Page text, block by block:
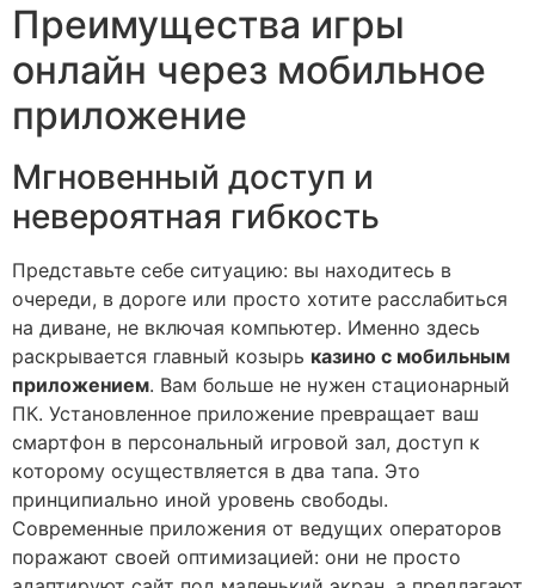
Преимущества игры
онлайн через мобильное
приложение
Мгновенный доступ и
невероятная гибкость
Представьте себе ситуацию: вы находитесь в
очереди, в дороге или просто хотите расслабиться
на диване, не включая компьютер. Именно здесь
раскрывается главный козырь казино с мобильным
приложением. Вам больше не нужен стационарный
ПК. Установленное приложение превращает ваш
смартфон в персональный игровой зал, доступ к
которому осуществляется в два тапа. Это
принципиально иной уровень свободы.
Современные приложения от ведущих операторов
поражают своей оптимизацией: они не просто